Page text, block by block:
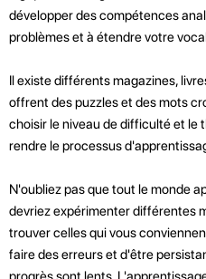
développer des compétences
problèmes et à étendre votre
Il existe différents magazines,
offrent des puzzles et des mots
choisir le niveau de difficulté et le
rendre le processus
N'oubliez pas que tout le monde
devriez expérimenter différentes
trouver celles qui vous
faire des erreurs et d'être